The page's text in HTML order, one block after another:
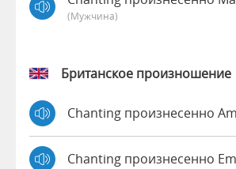
(мужчина)
Британское произношение
Chanting произнесенно
Chanting произнесенно